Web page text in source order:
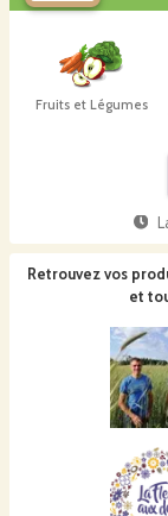
Fruits et Légumes
Retrouvez vos
et